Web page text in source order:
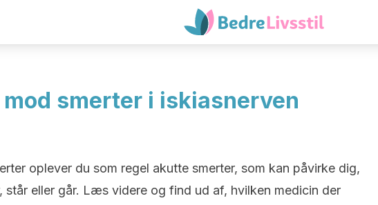
smerter i iskiasnerven
oplever du som regel akutte smerter, som kan påvirke dig,
står eller går. Læs videre og find ud af, hvilken medicin der